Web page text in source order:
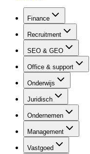
Finance
Recruitment
SEO & GEO
Office & support
Onderwijs
Juridisch
Ondernemen
Management
Vastgoed